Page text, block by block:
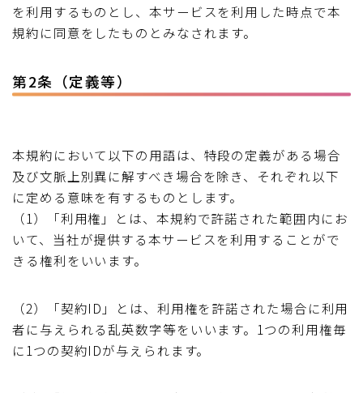
を利用するものとし、本サービスを利用した時点で本
規約に同意をしたものとみなされます。
第2条（定義等）
本規約において以下の用語は、特段の定義がある場合
及び文脈上別異に解すべき場合を除き、それぞれ以下
に定める意味を有するものとします。
（1）「利用権」とは、本規約で許諾された範囲内にお
いて、当社が提供する本サービスを利用することがで
きる権利をいいます。
（2）「契約ID」とは、利用権を許諾された場合に利用
者に与えられる乱英数字等をいいます。1つの利用権毎
に1つの契約IDが与えられます。